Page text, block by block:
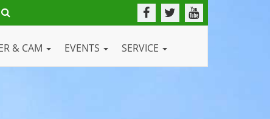
& CAM EVENTS SERVICE